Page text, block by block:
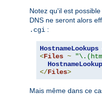
Notez qu'il est
DNS ne seront alors
.cgi :
HostnameLookups
<Files ~
</Files>
Mais même dans ce